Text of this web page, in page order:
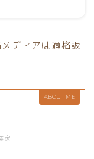
ディアは適格販
ABOUT ME
家